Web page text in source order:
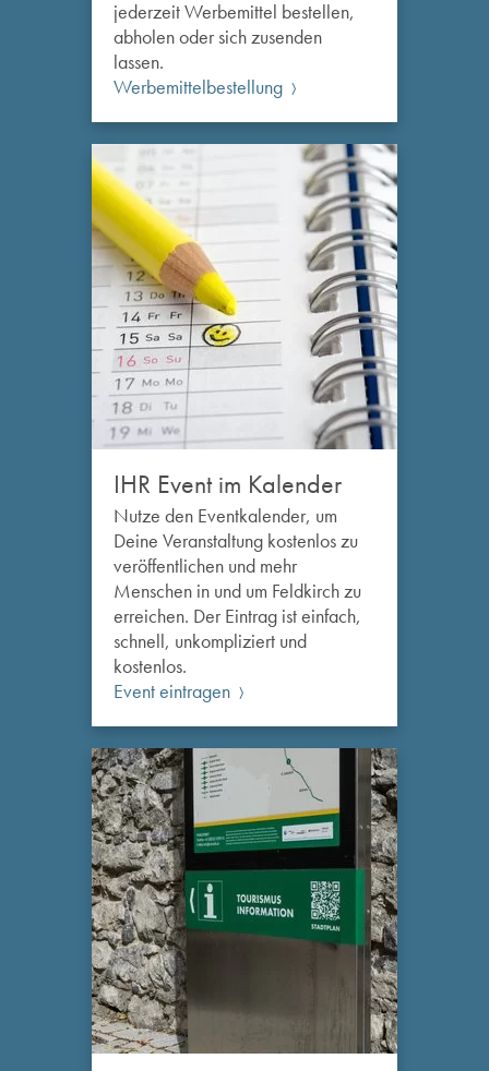
jederzeit Werbemittel bestellen,
abholen oder sich zusenden
lassen.
Werbemittelbestellung
IHR Event im Kalender
Nutze den Eventkalender, um
Deine Veranstaltung kostenlos zu
veröffentlichen und mehr
Menschen in und um Feldkirch zu
erreichen. Der Eintrag ist einfach,
schnell, unkompliziert und
kostenlos.
Event eintragen